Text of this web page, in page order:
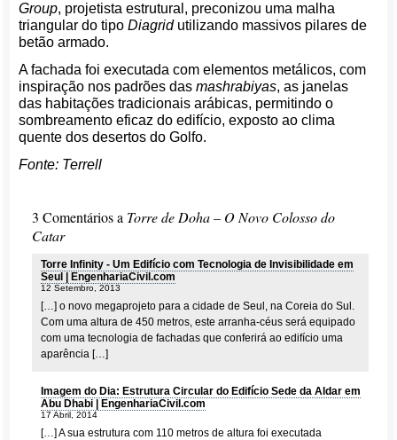
Group, projetista estrutural, preconizou uma malha
triangular do tipoDiagridutilizando massivos pilares de
betão armado.
A fachada foi executada com elementos metálicos, com
inspiração nos padrões dasmashrabiyas, as janelas
das habitações tradicionais arábicas, permitindo o
sombreamento eficaz do edifício, exposto ao clima
quente dos desertos do Golfo.
Fonte: Terrell
3 Comentários a Torre de Doha – O Novo Colosso do
Catar
Torre Infinity - Um Edifício com Tecnologia de Invisibilidade em
Seul | EngenhariaCivil.com
12 Setembro, 2013
[…] o novo megaprojeto para a cidade de Seul, na Coreia do Sul.
Com uma altura de 450 metros, este arranha-céus será equipado
com uma tecnologia de fachadas que conferirá ao edifício uma
aparência […]
Imagem do Dia: Estrutura Circular do Edifício Sede da Aldar em
Abu Dhabi | EngenhariaCivil.com
17 Abril, 2014
[…] A sua estrutura com 110 metros de altura foi executada